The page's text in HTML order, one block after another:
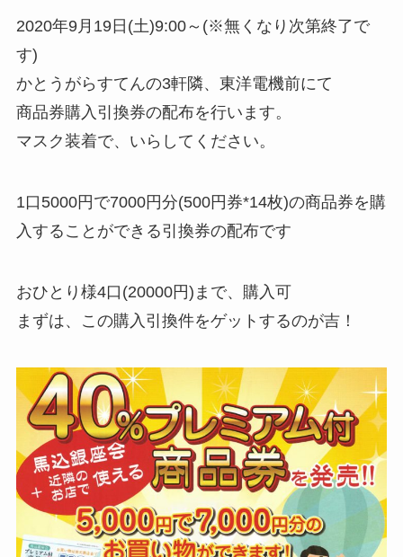
2020年9月19日(土)9:00～(※無くなり次第終了で
す)
かとうがらすてんの3軒隣、東洋電機前にて
商品券購入引換券の配布を行います。
マスク装着で、いらしてください。
1口5000円で7000円分(500円券*14枚)の商品券を購
入することができる引換券の配布です
おひとり様4口(20000円)まで、購入可
まずは、この購入引換件をゲットするのが吉！